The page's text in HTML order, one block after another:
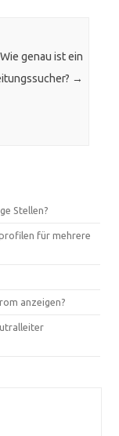
Wie genau ist ein
→
Stellen?
für mehrere
anzeigen?